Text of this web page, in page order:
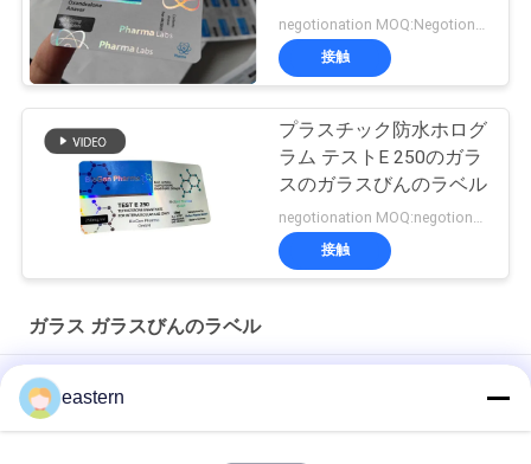
negotionation MOQ:Negotionation
接触
プラスチック防水ホログ
ラム テストE 250のガラ
スのガラスびんのラベル
接触
ガラス ガラスびんのラベル
ソマトロピン HG 176-191 2mlx10 ラベル付きガラスバイアル
フルセットのPaer Instrutionが付いているトレンアセテートバ
eastern